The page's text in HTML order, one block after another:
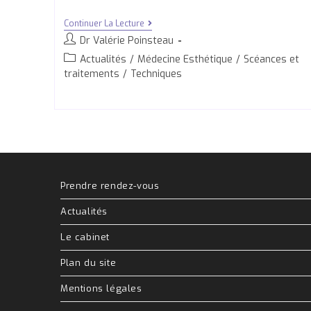
Continuer La Lecture
Dr Valérie Poinsteau
Actualités / Médecine Esthétique / Scéances et
traitements / Techniques
Prendre rendez-vous
Actualités
Le cabinet
Plan du site
Mentions légales